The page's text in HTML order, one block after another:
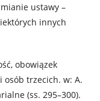
ustawy –
innych
obowiązek
trzecich. w: A.
(ss. 295–300).